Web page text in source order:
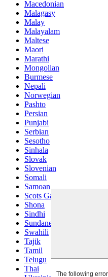
Macedonian
Malagasy
Malay
Malayalam
Maltese
Maori
Marathi
Mongolian
Burmese
Nepali
Norwegian
Pashto
Persian
Punjabi
Serbian
Sesotho
Sinhala
Slovak
Slovenian
Somali
Samoan
Scots Gaelic
Shona
Sindhi
Sundanese
Swahili
Tajik
Tamil
Telugu
Thai